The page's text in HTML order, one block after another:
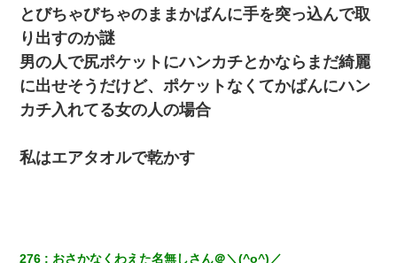
とびちゃびちゃのままかばんに手を突っ込んで取
り出すのか謎
男の人で尻ポケットにハンカチとかならまだ綺麗
に出せそうだけど、ポケットなくてかばんにハン
カチ入れてる女の人の場合
私はエアタオルで乾かす
276 おさかなくわえた名無しさん＠＼(^o^)／